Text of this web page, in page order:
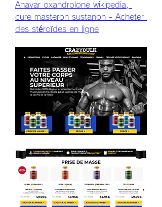
Anavar oxandrolone wikipedia,
cure masteron sustanon - Acheter
des stéroïdes en ligne